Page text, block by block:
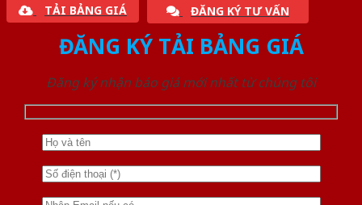
TẢI BẢNG GIÁ ĐĂNG KÝ TƯ VẤN
ĐĂNG KÝ TẢI BẢNG GIÁ
Đăng ký nhận báo giá mới nhất từ chúng tôi